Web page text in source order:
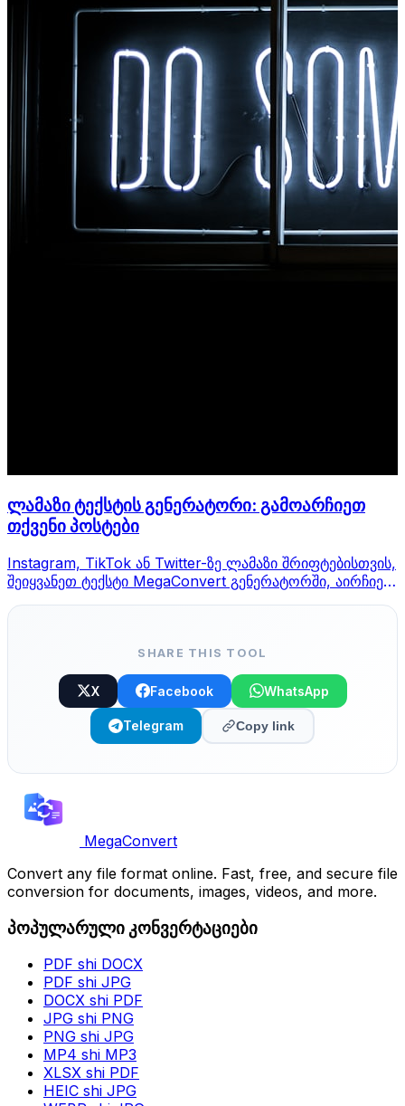
ლამაზი ტექსტის გენერატორი: გამოარჩიეთ
თქვენი პოსტები
Instagram, TikTok ან Twitter-ზე ლამაზი შრიფტებისთვის,
შეიყვანეთ ტექსტი MegaConvert გენერატორში, აირჩიეთ
SHARE THIS TOOL
X Facebook WhatsApp
Telegram Copy link
MegaConvert
Convert any file format online. Fast, free, and secure file
conversion for documents, images, videos, and more.
პოპულარული კონვერტაციები
PDF shi DOCX
PDF shi JPG
DOCX shi PDF
JPG shi PNG
PNG shi JPG
MP4 shi MP3
XLSX shi PDF
HEIC shi JPG